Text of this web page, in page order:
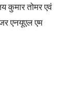
कुमार तोमर एवं
एनयूएल एम